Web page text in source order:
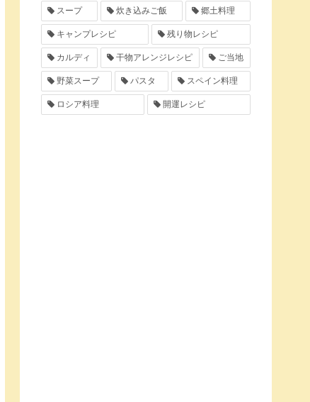
スープ 炊き込みご飯 郷土料理
キャンプレシピ 残り物レシピ
カルディ 干物アレンジレシピ ご当地
野菜スープ パスタ スペイン料理
ロシア料理 開運レシピ